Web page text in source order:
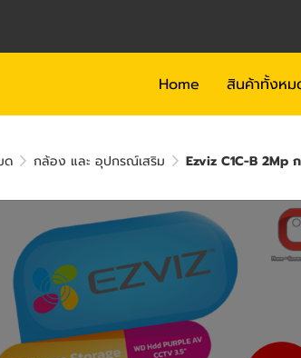
Home สินค้าทั้งหม
ด กล้อง และ อุปกรณ์เสริม Ezviz C1C-B 2Mp